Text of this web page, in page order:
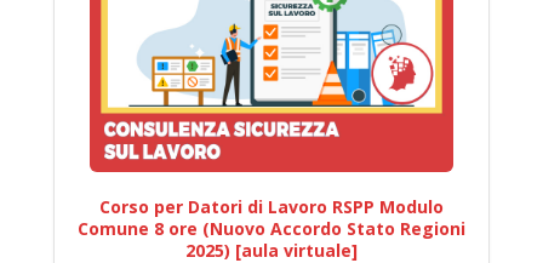
Corso per Datori di Lavoro RSPP Modulo
Comune 8 ore (Nuovo Accordo Stato Regioni
2025) [aula virtuale]